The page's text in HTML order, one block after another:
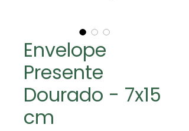
Envelope
Presente
Dourado - 7x15
cm